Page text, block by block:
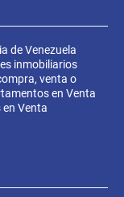
de Venezuela
inmobiliarios
venta o
en Venta
en Venta